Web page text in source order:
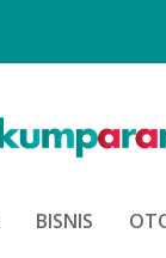
BISNIS